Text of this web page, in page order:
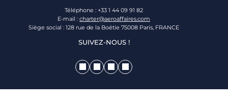
Téléphone : +33 1 44 09 91 82
E-mail : charter@aeroaffaires.com
Siège social : 128 rue de la Boétie 75008 Paris, FRANCE
SUIVEZ-NOUS !